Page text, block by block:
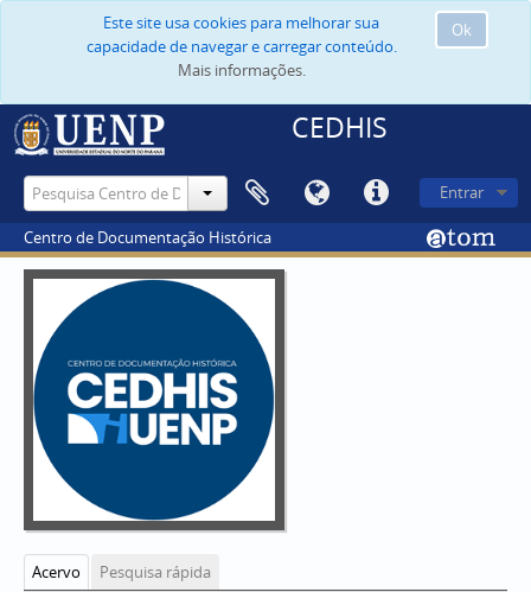
Ok
Este site usa cookies para melhorar sua
capacidade de navegar e carregar conteúdo.
Mais informações.
CEDHIS
Entrar
Centro de Documentação Histórica
Acervo
Pesquisa rápida